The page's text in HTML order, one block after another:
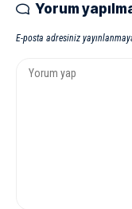
Yorum
E-posta adresiniz